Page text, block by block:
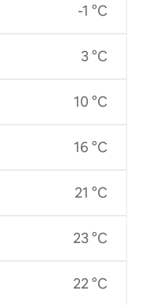
-1 °C
3 °C
10 °C
16 °C
21 °C
23 °C
22 °C